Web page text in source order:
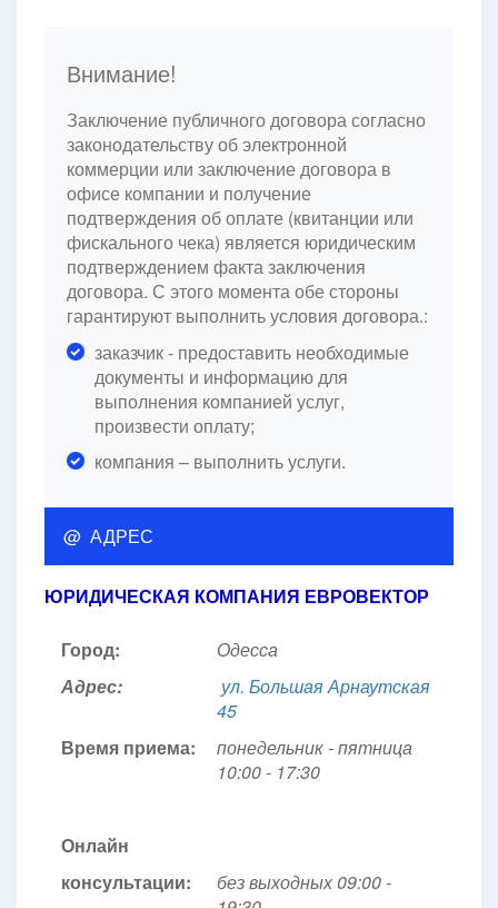
Внимание!
Заключение публичного договора согласно
законодательству об электронной
коммерции или заключение договора в
офисе компании и получение
подтверждения об оплате (квитанции или
фискального чека) является юридическим
подтверждением факта заключения
договора. С этого момента обе стороны
гарантируют выполнить условия договора.:
заказчик - предоставить необходимые
документы и информацию для
выполнения компанией услуг,
произвести оплату;
компания – выполнить услуги.
@ АДРЕС
ЮРИДИЧЕСКАЯ КОМПАНИЯ ЕВРОВЕКТОР
Город:
Одесса
Адрес:
ул. Большая Арнаутская
45
Время приема:
понедельник - пятница
10:00 - 17:30
Онлайн
консультации:
без выходных 09:00 -